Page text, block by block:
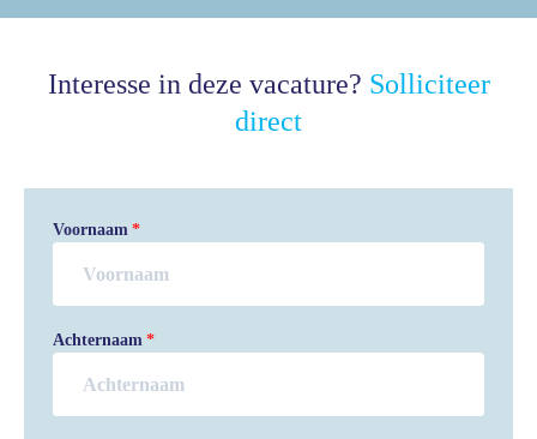
Interesse in deze vacature? Solliciteer
direct
Voornaam
Achternaam